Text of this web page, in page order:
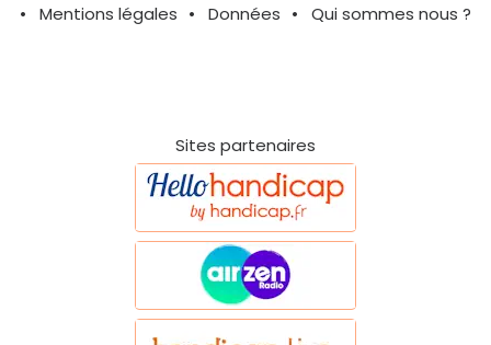
Mentions légales
Données Qui sommes nous ?
Sites partenaires